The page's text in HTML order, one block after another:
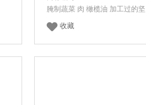
腌制蔬菜 肉 橄榄油 加工过的坚
收藏